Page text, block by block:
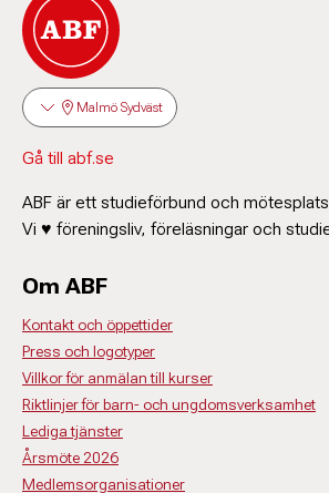
Malmö Sydväst
Gå till abf.se
ABF är ett studieförbund och
Vi ♥ föreningsliv, föreläsningar och
Om ABF
Kontakt och öppettider
Press och logotyper
Villkor för anmälan till kurser
Riktlinjer för barn- och ungdomsverksamhet
Lediga tjänster
Årsmöte 2026
Medlemsorganisationer